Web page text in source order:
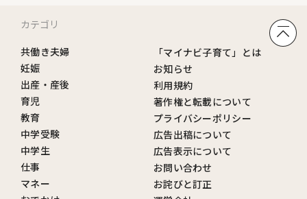
カテゴリ
共働き夫婦
妊娠
出産・産後
育児
教育
中学受験
中学生
仕事
マネー
「マイナビ子育て」とは
お知らせ
利用規約
著作権と転載について
プライバシーポリシー
広告出稿について
広告表示について
お問い合わせ
お詫びと訂正